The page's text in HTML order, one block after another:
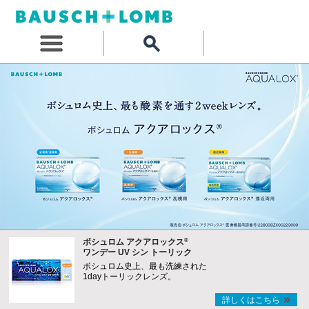
ボシュロム アクアロックス®
ワンデー UV シン トーリック
ボシュロム史上、最も洗練された
1dayトーリックレンズ。
詳しくはこちら